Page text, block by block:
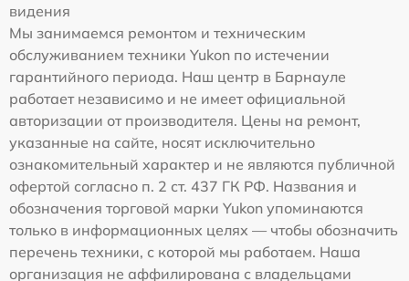
видения
Мы занимаемся ремонтом и техническим
обслуживанием техники Yukon по истечении
гарантийного периода. Наш центр в Барнауле
работает независимо и не имеет официальной
авторизации от производителя. Цены на ремонт,
указанные на сайте, носят исключительно
ознакомительный характер и не являются публичной
офертой согласно п. 2 ст. 437 ГК РФ. Названия и
обозначения торговой марки Yukon упоминаются
только в информационных целях — чтобы обозначить
перечень техники, с которой мы работаем. Наша
организация не аффилирована с владельцами